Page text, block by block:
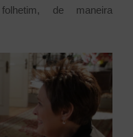
de maneira